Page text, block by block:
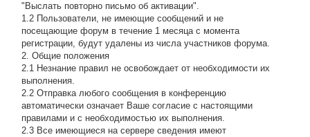
"Выслать повторно письмо об активации".
1.2 Пользователи, не имеющие сообщений и не
посещающие форум в течение 1 месяца с момента
регистрации, будут удалены из числа участников форума.
2. Общие положения
2.1 Hезнание правил не освобождает от необходимости их
выполнения.
2.2 Отправка любого сообщения в конференцию
автоматически означает Ваше согласие с настоящими
правилами и с необходимостью их выполнения.
2.3 Все имеющиеся на сервере сведения имеют